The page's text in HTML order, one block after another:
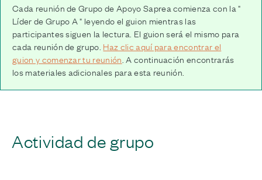
Cada reunión de Grupo de Apoyo Saprea comienza con la "
Líder de Grupo A " leyendo el guion mientras las
participantes siguen la lectura. El guion será el mismo para
cada reunión de grupo. Haz clic aquí para encontrar el
guion y comenzar tu reunión . A continuación encontrarás
los materiales adicionales para esta reunión.
Actividad de grupo